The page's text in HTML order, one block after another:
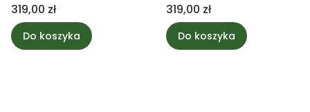
Cena
319,00 zł
Do koszyka
Cena
319,00 zł
Do koszyka